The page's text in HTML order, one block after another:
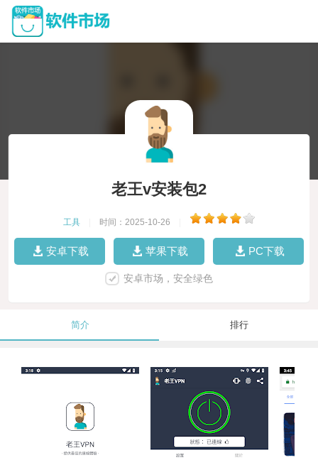
老王v安装包2
工具 时间：2025-10-26
安卓下载 苹果下载 PC下载
安卓市场，安全绿色
简介 排行